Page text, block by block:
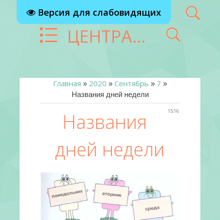
Версия для слабовидящих
ЦЕНТРАЛИЗОВАННАЯ БИБЛИОТЕЧНАЯ СИСТЕМА Г. РЕУТОВ
Главная » 2020 » Сентябрь » 7 »
Названия дней недели
15:16
Названия
дней недели